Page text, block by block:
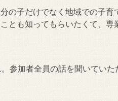
の子だけでなく地域での子育
とも知ってもらいたくて、専
参加者全員の話を聞いていた